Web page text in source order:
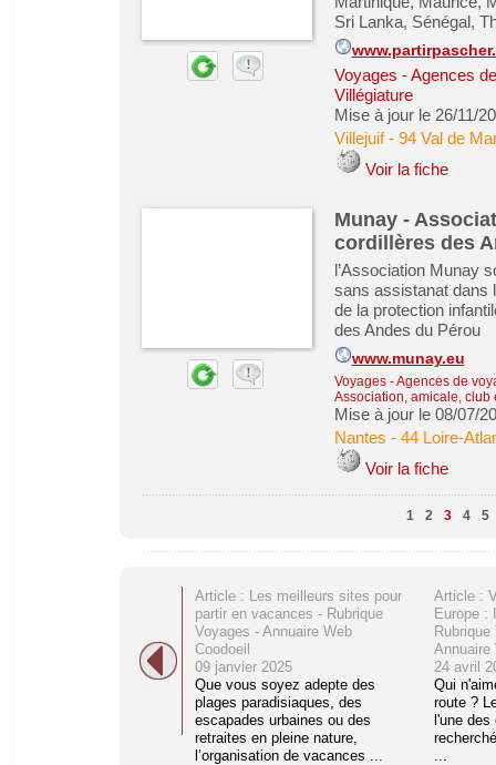
Sri Lanka, Sénégal,
Voyages - Agences
Villégiature
Mise à jour le 26/11/
Villejuif- 94 Val de
Voir la fiche
Munay -
cordillères des
l’Association Munay
sans assistanat dans
de la protection
des Andes du Pérou
www.munay.eu
Voyages - Agences de
Association, amicale, club
Mise à jour le 08/07/
Nantes - 44 Loire-
Voir la fiche
1 2 3 4 5
Article : Les meilleurs sites pour
partir en vacances - Rubrique
Voyages - Annuaire Web
Coodoeil
09 janvier 2025
Que vous soyez adepte des
plages paradisiaques, des
escapades urbaines ou des
retraites en pleine nature,
l’organisation de vacances ...
Article :
Europe :
Annuaire
24 avril
Qui
route ?
l'une
...